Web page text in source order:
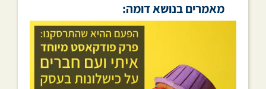
מאמרים בנושא דומה: